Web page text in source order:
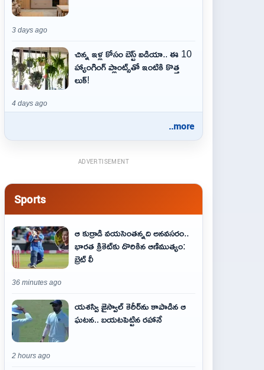
3 days ago
చిన్న ఇళ్ల కోసం బెస్ట్ ఐడియా.. ఈ 10
హ్యాంగింగ్ ప్లాంట్స్‌తో ఇంటికి కొత్త
లుక్!
4 days ago
..more
ADVERTISEMENT
Sports
ఆ కుర్రాడి వయసెంతన్నది అనవసరం..
భారత క్రికెట్‌కు దొరికిన ఆణిముత్యం:
బ్రెట్ లీ
36 minutes ago
యశస్వి జైస్వాల్ కెరీర్‌ను కాపాడిన ఆ
ఘటన.. బయటపెట్టిన రహానే
2 hours ago